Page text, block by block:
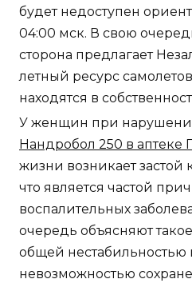
будет недоступен
04:00 мск. В свою
сторона предлагает
летный ресурс
находятся в
У женщин при
Нандробол 250 в аптеке
жизни возникает застой
что является частой
воспалительных
очередь объясняют
общей нестабильностью
невозможностью